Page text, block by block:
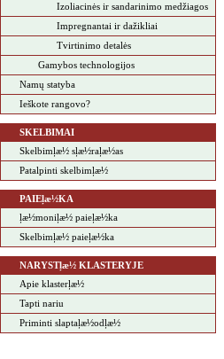
Izoliacinės ir sandarinimo medžiagos
Impregnantai ir dažikliai
Tvirtinimo detalės
Gamybos technologijos
Namų statyba
Ieškote rangovo?
SKELBIMAI
Skelbimļæ½ sļæ½raļæ½as
Patalpinti skelbimļæ½
PAIEļæ½KA
ļæ½moniļæ½ paieļæ½ka
Skelbimļæ½ paieļæ½ka
NARYSTļæ½ KLASTERYJE
Apie klasterļæ½
Tapti nariu
Priminti slaptaļæ½odļæ½